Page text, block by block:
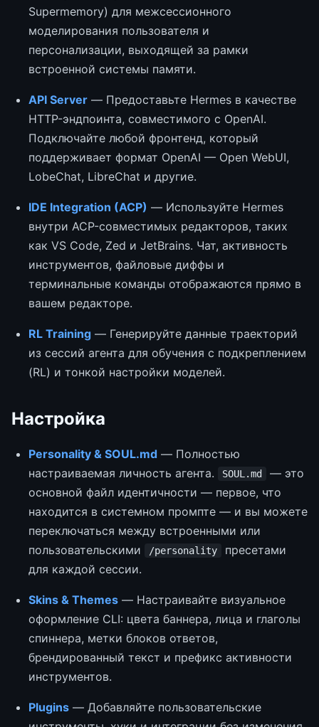
Supermemory) для межсессионного
моделирования пользователя и
персонализации, выходящей за рамки
встроенной системы памяти.
API Server — Предоставьте Hermes в качестве
HTTP-эндпоинта, совместимого с OpenAI.
Подключайте любой фронтенд, который
поддерживает формат OpenAI — Open WebUI,
LobeChat, LibreChat и другие.
IDE Integration (ACP) — Используйте Hermes
внутри ACP-совместимых редакторов, таких
как VS Code, Zed и JetBrains. Чат, активность
инструментов, файловые диффы и
терминальные команды отображаются прямо в
вашем редакторе.
RL Training — Генерируйте данные траекторий
из сессий агента для обучения с подкреплением
(RL) и тонкой настройки моделей.
Настройка
Personality & SOUL.md — Полностью
настраиваемая личность агента.
SOUL.md
— это
основной файл идентичности — первое, что
находится в системном промпте — и вы можете
переключаться между встроенными или
пользовательскими
/personality
пресетами
для каждой сессии.
Skins & Themes — Настраивайте визуальное
оформление CLI: цвета баннера, лица и глаголы
спиннера, метки блоков ответов,
брендированный текст и префикс активности
инструментов.
Plugins — Добавляйте пользовательские